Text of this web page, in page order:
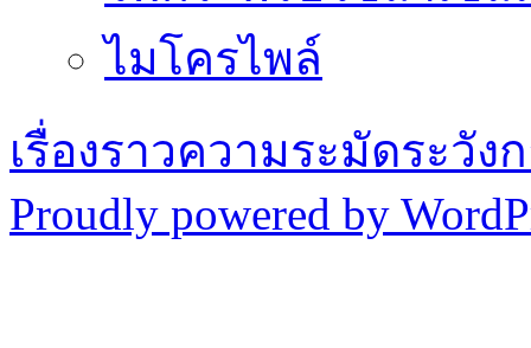
ไมโครไพล์
เรื่องราวความระมัดระวัง
Proudly powered by